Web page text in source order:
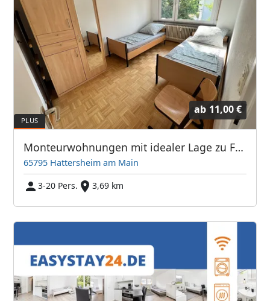
ab 11,00 €
Monteurwohnungen mit idealer Lage zu Frankfurt / Flugahfen
65795 Hattersheim am Main
3-20 Pers.
3,69 km